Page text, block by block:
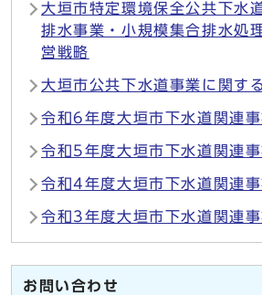
大垣市特定環境保全公共下水
排水事業・小規模集合排水処
営戦略
大垣市公共下水道事業に関す
令和6年度大垣市下水道関連
令和5年度大垣市下水道関連
令和4年度大垣市下水道関連
令和3年度大垣市下水道関連
お問い合わせ